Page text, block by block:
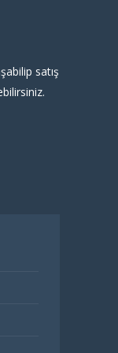
satış